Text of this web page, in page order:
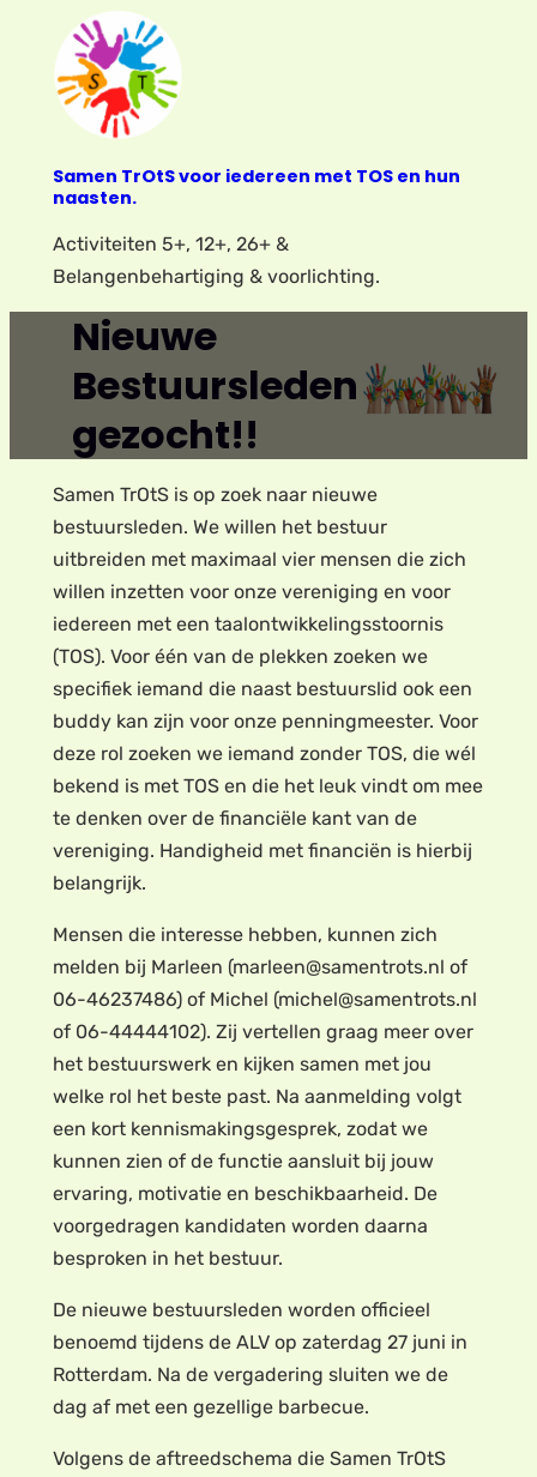
inhoud
Samen TrOtS voor iedereen met TOS en hun
naasten.
Activiteiten 5+, 12+, 26+ &
Belangenbehartiging & voorlichting.
Nieuwe
Bestuursleden
gezocht!!
Samen TrOtS is op zoek naar nieuwe
bestuursleden. We willen het bestuur
uitbreiden met maximaal vier mensen die zich
willen inzetten voor onze vereniging en voor
iedereen met een taalontwikkelingsstoornis
(TOS). Voor één van de plekken zoeken we
specifiek iemand die naast bestuurslid ook een
buddy kan zijn voor onze penningmeester. Voor
deze rol zoeken we iemand zonder TOS, die wél
bekend is met TOS en die het leuk vindt om mee
te denken over de financiële kant van de
vereniging. Handigheid met financiën is hierbij
belangrijk.
Mensen die interesse hebben, kunnen zich
melden bij Marleen (marleen@samentrots.nl of
06-46237486) of Michel (michel@samentrots.nl
of 06-44444102). Zij vertellen graag meer over
het bestuurswerk en kijken samen met jou
welke rol het beste past. Na aanmelding volgt
een kort kennismakingsgesprek, zodat we
kunnen zien of de functie aansluit bij jouw
ervaring, motivatie en beschikbaarheid. De
voorgedragen kandidaten worden daarna
besproken in het bestuur.
De nieuwe bestuursleden worden officieel
benoemd tijdens de ALV op zaterdag 27 juni in
Rotterdam. Na de vergadering sluiten we de
dag af met een gezellige barbecue.
Volgens de aftreedschema die Samen TrOtS